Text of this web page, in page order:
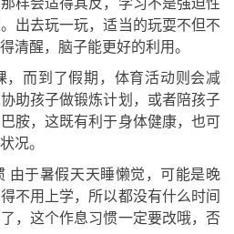
出去玩一玩，适当的玩耍不但不
清醒，脑子能更好的利用。
，而到了假期，体育活动则会减
助孩子做锻炼计划，或者陪孩子
胺，这既有利于身体健康，也可
况。
由于暑假天天睡懒觉，可能是晚
不用上学，所以都没有什么时间
，这个作息习惯一定要改哦，否